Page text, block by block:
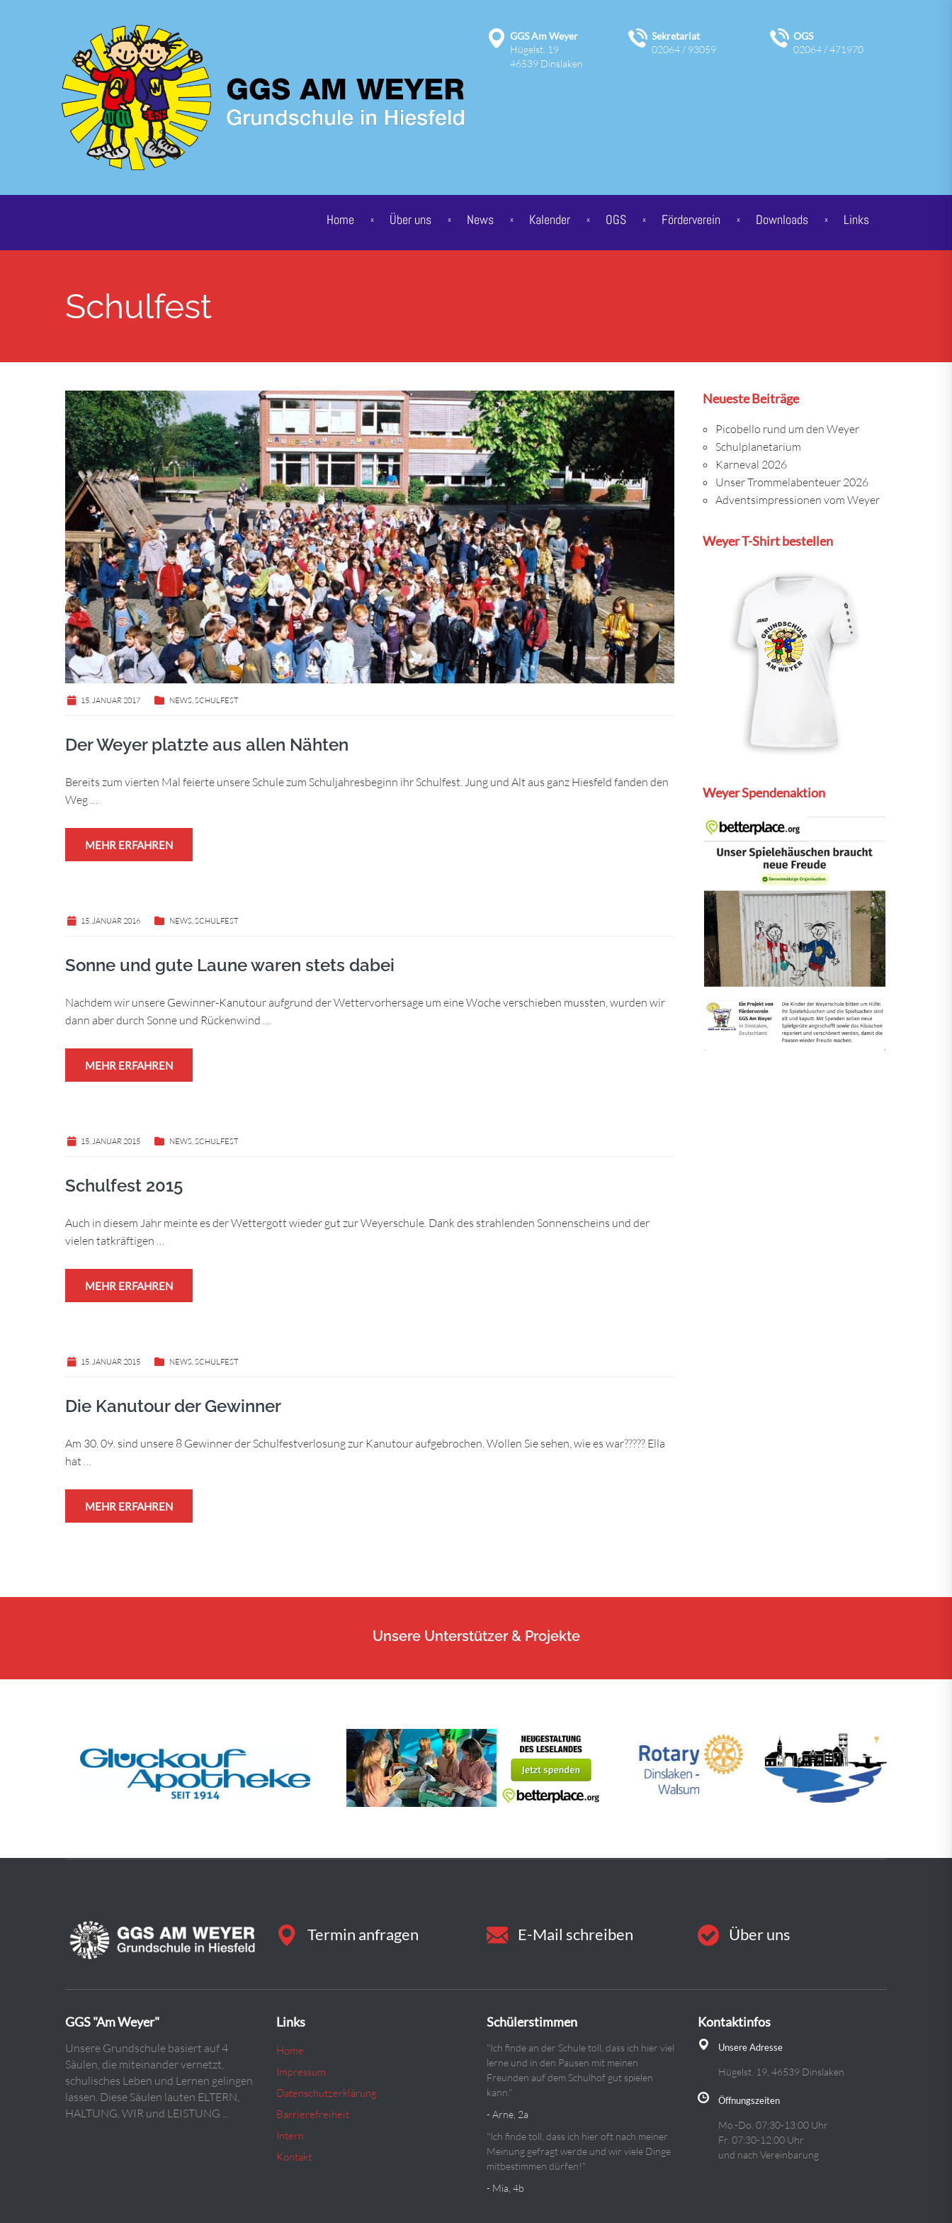
GGS Am Weyer
Hügelst. 19
46539 Dinslaken
Sekretariat
02064 / 93059
OGS
02064 / 471970
Home Über uns News Kalender OGS Förderverein Downloads Links
Schulfest
15. JANUAR 2017 NEWS,SCHULFEST
Der Weyer platzte aus allen Nähten
Bereits zum vierten Mal feierte unsere Schule zum Schuljahresbeginn ihr Schulfest. Jung und Alt aus ganz Hiesfeld fanden den
Weg …
MEHR ERFAHREN
15. JANUAR 2016 NEWS,SCHULFEST
Sonne und gute Laune waren stets dabei
Nachdem wir unsere Gewinner-Kanutour aufgrund der Wettervorhersage um eine Woche verschieben mussten, wurden wir
dann aber durch Sonne und Rückenwind …
MEHR ERFAHREN
15. JANUAR 2015 NEWS,SCHULFEST
Schulfest 2015
Auch in diesem Jahr meinte es der Wettergott wieder gut zur Weyerschule. Dank des strahlenden Sonnenscheins und der
vielen tatkräftigen …
MEHR ERFAHREN
15. JANUAR 2015 NEWS,SCHULFEST
Die Kanutour der Gewinner
Am 30. 09. sind unsere 8 Gewinner der Schulfestverlosung zur Kanutour aufgebrochen. Wollen Sie sehen, wie es war????? Ella
hat …
MEHR ERFAHREN
Neueste Beiträge
Picobello rund um den Weyer
Schulplanetarium
Karneval 2026
Unser Trommelabenteuer 2026
Adventsimpressionen vom Weyer
Weyer T-Shirt bestellen
Weyer Spendenaktion
Unsere Unterstützer & Projekte
Termin anfragen E-Mail schreiben Über uns
GGS "Am Weyer"
Unsere Grundschule basiert auf 4
Säulen, die miteinander vernetzt,
schulisches Leben und Lernen gelingen
lassen. Diese Säulen lauten ELTERN,
HALTUNG, WIR und LEISTUNG ...
Links
Home
Impressum
Datenschutzerklärung
Barrierefreiheit
Intern
Kontakt
Schülerstimmen
"Ich finde an der Schule toll, dass ich hier viel
lerne und in den Pausen mit meinen
Freunden auf dem Schulhof gut spielen
kann."
- Arne, 2a
"Ich finde toll, dass ich hier oft nach meiner
Meinung gefragt werde und wir viele Dinge
mitbestimmen dürfen!"
- Mia, 4b
Kontaktinfos
Unsere Adresse
Hügelst. 19, 46539 Dinslaken
Öffnungszeiten
Mo.-Do. 07:30-13:00 Uhr
Fr. 07:30-12:00 Uhr
und nach Vereinbarung